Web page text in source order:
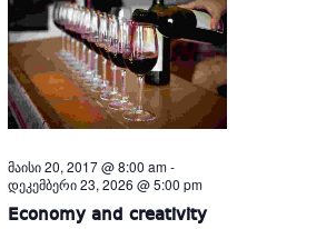
მაისი 20, 2017 @ 8:00 am-
დეკემბერი 23, 2026 @ 5:00 pm
Economy and creativity